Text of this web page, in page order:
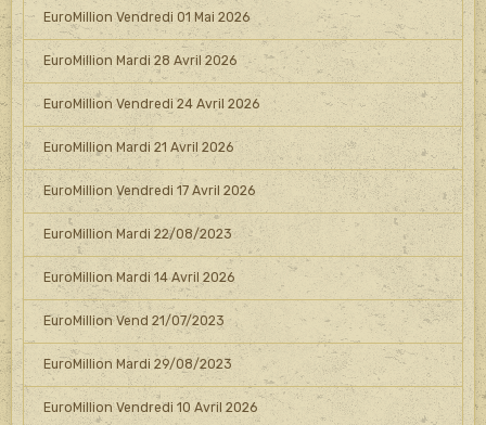
EuroMillion Vendredi 01 Mai 2026
EuroMillion Mardi 28 Avril 2026
EuroMillion Vendredi 24 Avril 2026
EuroMillion Mardi 21 Avril 2026
EuroMillion Vendredi 17 Avril 2026
EuroMillion Mardi 22/08/2023
EuroMillion Mardi 14 Avril 2026
EuroMillion Vend 21/07/2023
EuroMillion Mardi 29/08/2023
EuroMillion Vendredi 10 Avril 2026